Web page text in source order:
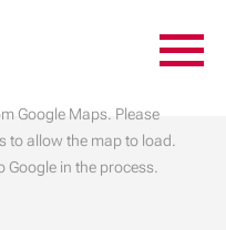
Google Maps. Please
to allow the map to load.
in the process.